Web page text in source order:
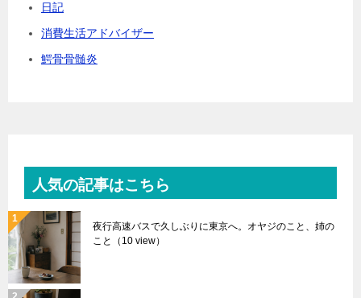
日記
消費生活アドバイザー
鰐骨骨髄炎
人気の記事はこちら
夜行高速バスで久しぶりに東京へ。オヤジのこと、姉の
こと
（10 view）